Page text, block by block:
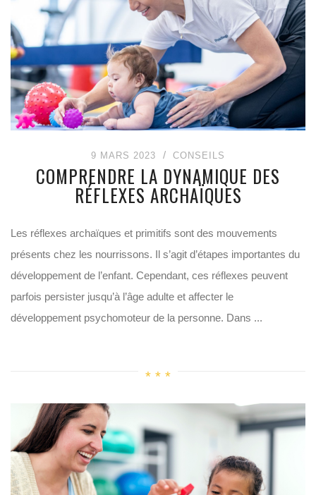
9 MARS 2023 CONSEILS
COMPRENDRE LA DYNAMIQUE DES
RÉFLEXES ARCHAÏQUES
Les réflexes archaïques et primitifs sont des mouvements
présents chez les nourrissons. Il s’agit d’étapes importantes du
développement de l’enfant. Cependant, ces réflexes peuvent
parfois persister jusqu’à l’âge adulte et affecter le
développement psychomoteur de la personne. Dans ...